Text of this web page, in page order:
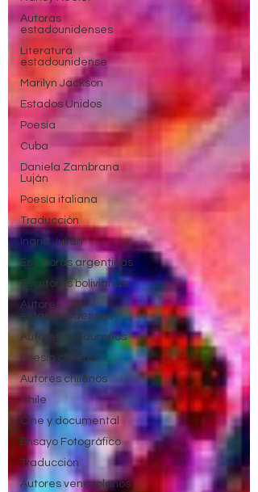
Autoras
estadounidenses
Literatura
estadounidense
Marilyn Jackson
Estados Unidos
Poesía
Cuba
Daniela Zambrana
Luján
Poesía italiana
Traducción
Ingrid Julián
Escritoras argentinas
Escritoras bolivianas
Autores
estadounidenses
Autores hondureños
Poesía chilena
Autores chilenos
Chile
Cine y documental
Ensayo Fotográfico
Traducción
Autores venezolanos